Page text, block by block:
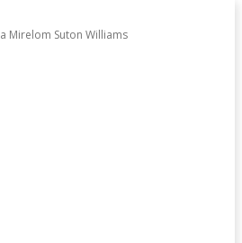
Mirelom Suton Williams